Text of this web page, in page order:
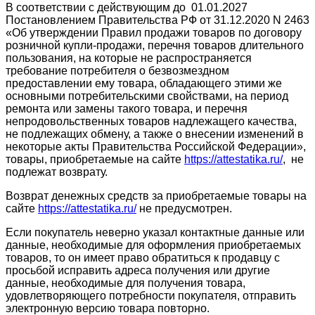
В соответствии с действующим до 01.01.2027
Постановлением Правительства РФ от 31.12.2020 N 2463
«Об утверждении Правил продажи товаров по договору
розничной купли-продажи, перечня товаров длительного
пользования, на которые не распространяется
требование потребителя о безвозмездном
предоставлении ему товара, обладающего этими же
основными потребительскими свойствами, на период
ремонта или замены такого товара, и перечня
непродовольственных товаров надлежащего качества,
не подлежащих обмену, а также о внесении изменений в
некоторые акты Правительства Российской Федерации»,
товары, приобретаемые на сайте https://attestatika.ru/, не
подлежат возврату.
Возврат денежных средств за приобретаемые товары на
сайте https://attestatika.ru/не предусмотрен.
Если покупатель неверно указал контактные данные или
данные, необходимые для оформления приобретаемых
товаров, то он имеет право обратиться к продавцу с
просьбой исправить адреса получения или другие
данные, необходимые для получения товара,
удовлетворяющего потребности покупателя, отправить
электронную версию товара повторно.